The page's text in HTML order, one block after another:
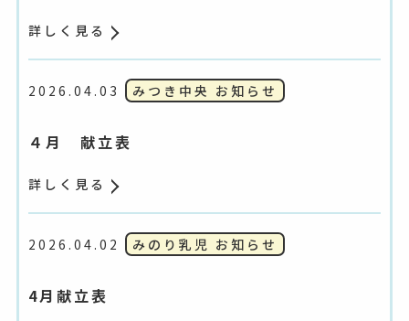
詳しく見る
2026.04.03 みつき中央 お知らせ
４月 献立表
詳しく見る
2026.04.02 みのり乳児 お知らせ
4月献立表